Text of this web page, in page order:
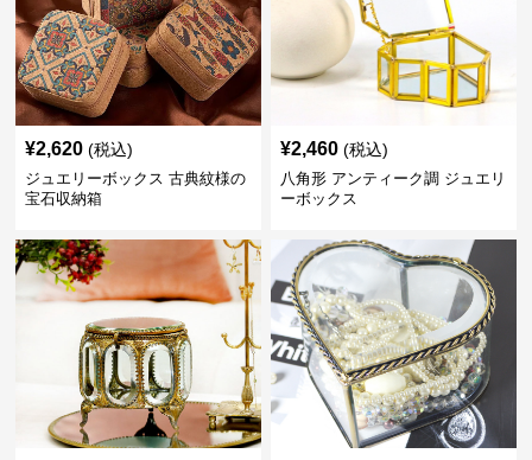
¥2,620 (税込)
ジュエリーボックス 古典紋様の
宝石収納箱
¥2,460 (税込)
八角形 アンティーク調 ジュエリ
ーボックス